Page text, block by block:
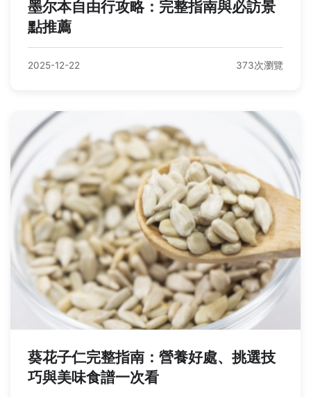
墨尔本自由行攻略：完整指南與必訪景
點推薦
2025-12-22 373次瀏覽
葵花子仁完整指南：營養好處、挑選技
巧與美味食譜一次看